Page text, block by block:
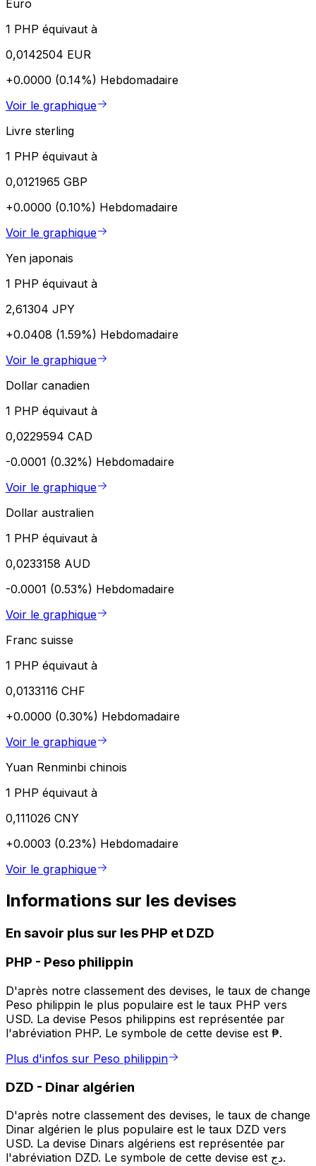
Euro
1 PHP équivaut à
0,0142504 EUR
+0.0000 (0.14%) Hebdomadaire
Voir le graphique
Livre sterling
1 PHP équivaut à
0,0121965 GBP
+0.0000 (0.10%) Hebdomadaire
Voir le graphique
Yen japonais
1 PHP équivaut à
2,61304 JPY
+0.0408 (1.59%) Hebdomadaire
Voir le graphique
Dollar canadien
1 PHP équivaut à
0,0229594 CAD
-0.0001 (0.32%) Hebdomadaire
Voir le graphique
Dollar australien
1 PHP équivaut à
0,0233158 AUD
-0.0001 (0.53%) Hebdomadaire
Voir le graphique
Franc suisse
1 PHP équivaut à
0,0133116 CHF
+0.0000 (0.30%) Hebdomadaire
Voir le graphique
Yuan Renminbi chinois
1 PHP équivaut à
0,111026 CNY
+0.0003 (0.23%) Hebdomadaire
Voir le graphique
Informations sur les devises
En savoir plus sur les PHP et DZD
PHP - Peso philippin
D'après notre classement des devises, le taux de change
Peso philippin le plus populaire est le taux PHP vers
USD. La devise Pesos philippins est représentée par
l'abréviation PHP. Le symbole de cette devise est ₱.
Plus d'infos sur Peso philippin
DZD - Dinar algérien
D'après notre classement des devises, le taux de change
Dinar algérien le plus populaire est le taux DZD vers
USD. La devise Dinars algériens est représentée par
l'abréviation DZD. Le symbole de cette devise est دج.